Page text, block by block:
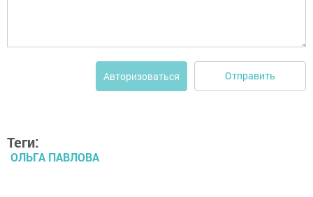
Авторизоваться Отправить
Теги:
ОЛЬГА ПАВЛОВА